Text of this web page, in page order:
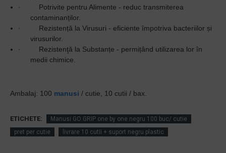
·
Potrivite pentru Alimente - reduc transmiterea
contaminanților.
·
Rezistență la Virusuri - eficiente împotriva bacteriilor și
virusurilor.
·
Rezistenţă la Substanțe - permițând utilizarea lor în
medii chimice.
Ambalaj: 100 manusi / cutie, 10 cutii / bax.
ETICHETE:
Manusi GO GRIP one by one negru 100 buc/ cutie
pret per cutie
livrare 10 cutii + suport negru plastic